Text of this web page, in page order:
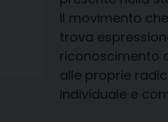
Il movimento
trova
riconoscimento
alle proprie
individuale e